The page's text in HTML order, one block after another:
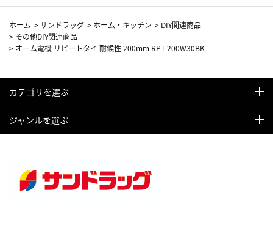
ホーム >サンドラッグ > ホーム・キッチン > DIY関連商品
> その他DIY関連商品
> オーム電機 リピートタイ 耐候性 200mm RPT-200W30BK
カテゴリを選ぶ
ジャンルを選ぶ